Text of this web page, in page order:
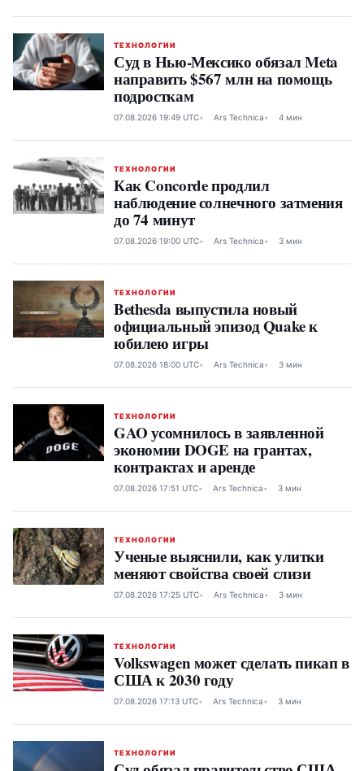
ТЕХНОЛОГИИ
Суд в Нью-Мексико обязал Meta
направить $567 млн на помощь
подросткам
07.08.2026 19:49 UTC Ars Technica 4 мин
ТЕХНОЛОГИИ
Как Concorde продлил
наблюдение солнечного затмения
до 74 минут
07.08.2026 19:00 UTC Ars Technica 3 мин
ТЕХНОЛОГИИ
Bethesda выпустила новый
официальный эпизод Quake к
юбилею игры
07.08.2026 18:00 UTC Ars Technica 3 мин
ТЕХНОЛОГИИ
GAO усомнилось в заявленной
экономии DOGE на грантах,
контрактах и аренде
07.08.2026 17:51 UTC Ars Technica 3 мин
ТЕХНОЛОГИИ
Ученые выяснили, как улитки
меняют свойства своей слизи
07.08.2026 17:25 UTC Ars Technica 3 мин
ТЕХНОЛОГИИ
Volkswagen может сделать пикап в
США к 2030 году
07.08.2026 17:13 UTC Ars Technica 3 мин
ТЕХНОЛОГИИ